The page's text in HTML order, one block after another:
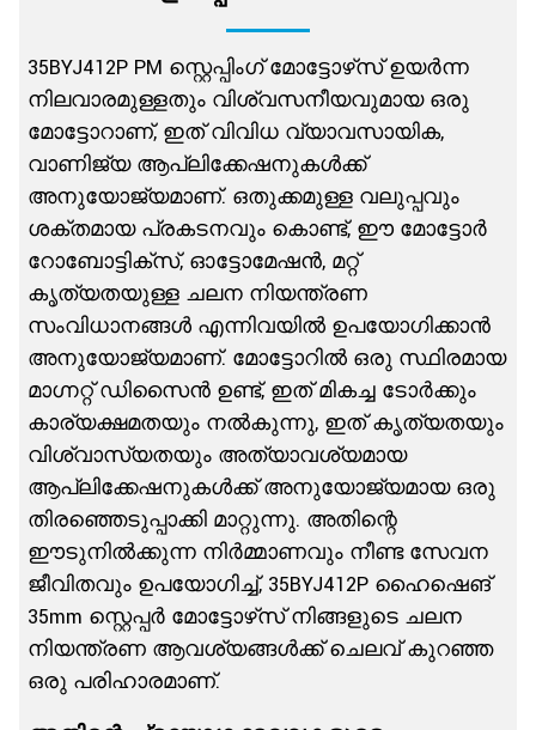
35BYJ412P PM സ്റ്റെപ്പിംഗ് മോട്ടോഴ്‌സ് ഉയർന്ന
നിലവാരമുള്ളതും വിശ്വസനീയവുമായ ഒരു
മോട്ടോറാണ്, ഇത് വിവിധ വ്യാവസായിക,
വാണിജ്യ ആപ്ലിക്കേഷനുകൾക്ക്
അനുയോജ്യമാണ്. ഒതുക്കമുള്ള വലുപ്പവും
ശക്തമായ പ്രകടനവും കൊണ്ട്, ഈ മോട്ടോർ
റോബോട്ടിക്സ്, ഓട്ടോമേഷൻ, മറ്റ്
കൃത്യതയുള്ള ചലന നിയന്ത്രണ
സംവിധാനങ്ങൾ എന്നിവയിൽ ഉപയോഗിക്കാൻ
അനുയോജ്യമാണ്. മോട്ടോറിൽ ഒരു സ്ഥിരമായ
മാഗ്നറ്റ് ഡിസൈൻ ഉണ്ട്, ഇത് മികച്ച ടോർക്കും
കാര്യക്ഷമതയും നൽകുന്നു, ഇത് കൃത്യതയും
വിശ്വാസ്യതയും അത്യാവശ്യമായ
ആപ്ലിക്കേഷനുകൾക്ക് അനുയോജ്യമായ ഒരു
തിരഞ്ഞെടുപ്പാക്കി മാറ്റുന്നു. അതിന്റെ
ഈടുനിൽക്കുന്ന നിർമ്മാണവും നീണ്ട സേവന
ജീവിതവും ഉപയോഗിച്ച്, 35BYJ412P ഹൈഷെങ്
35mm സ്റ്റെപ്പർ മോട്ടോഴ്‌സ് നിങ്ങളുടെ ചലന
നിയന്ത്രണ ആവശ്യങ്ങൾക്ക് ചെലവ് കുറഞ്ഞ
ഒരു പരിഹാരമാണ്.